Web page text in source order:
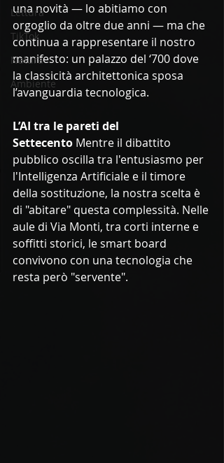
Lettura
TikTok
Natura
Ambiente
una novità — lo abitiamo con
orgoglio da oltre due anni — ma che
continua a rappresentare il nostro
manifesto: un palazzo del ‘700 dove
la classicità architettonica sposa
l’avanguardia tecnologica.
L’AI tra le pareti del
Settecento Mentre il dibattito
pubblico oscilla tra l'entusiasmo per
l'Intelligenza Artificiale e il timore
della sostituzione, la nostra scelta è
di "abitare" questa complessità. Nelle
aule di Via Monti, tra corti interne e
soffitti storici, le smart board
convivono con una tecnologia che
resta però "servente".